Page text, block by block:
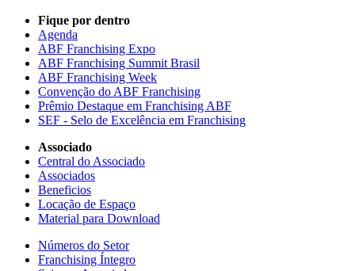
Fique por dentro
Agenda
ABF Franchising Expo
ABF Franchising Summit Brasil
ABF Franchising Week
Convenção do ABF Franchising
Prêmio Destaque em Franchising ABF
SEF - Selo de Excelência em Franchising
Associado
Central do Associado
Associados
Beneficios
Locação de Espaço
Material para Download
Números do Setor
Franchising Íntegro